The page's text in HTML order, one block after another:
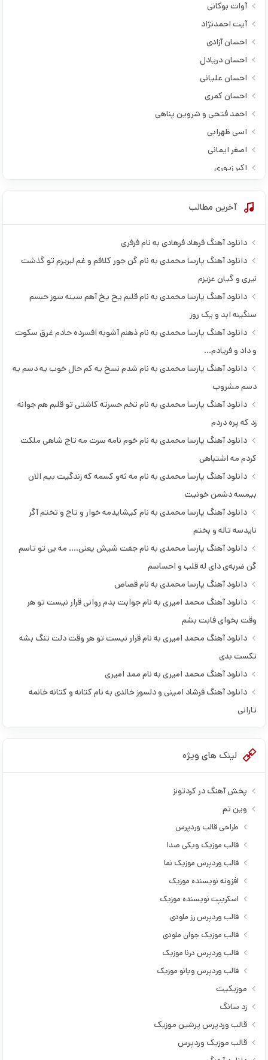
آوات بوکانی
آیت احمدنژاد
احسان آزادی
احسان دریادل
احسان علیانی
احسان کمری
احمد فتحی و شروین پناهی
اسی ظهرابی
اصغر ایمانی
اکبر زیوری
امید رسول پور
امید فرزامی
امیر دانا
امیر رمضانی
امیر لیام
امیر لیام و محمد امیری
امیرحافظ رنجبر
امین فالجی
ایمان رشیدی
ایمان کریوند
ایمان نوری
ایوب قلعه
ایوب ملک زاده
بابک رحمانی
بابک محمدی
برهان میرزایی
بهروز سعادت نیا
بهمن علیخانی
پارسا محمدی
پوریا ملکی
پیام عباسی
پیشرو هورامی
پیشرو هورامی و یادگار خالدی
پیمان رازیانی
پیمان صفری
حامد تاری پور
حامد تاری پور و صادق آزمند
حامد جلیلیان
حامد مرادیان
حسن زیرک
حسین صفامنش
حسین ماهی بیگی
حسین مشکینی
حمید بابایی
حمید حمیدی
حمیدرضا بابایی
حمیدرضا کیهانی
خالد بشارتی
خلیل خزایی
خلیل مولانایی
دانش
دانیال ایمانی
داوود ایمانی
دلسوز خالدی
دی جی ریبوار
آخرین مطالب
دانلود آهنگ فرهاد فرهادی به نام فرفری
دانلود آهنگ پارسا محمدی به نام گن جور کلافم و غم لبریزم تو گذشت
نیری و گیان عزیزم
دانلود آهنگ پارسا محمدی به نام قلبم یخ یخ آهم سینه سوز حبسم
سنگینه ابد و یک روز
دانلود آهنگ پارسا محمدی به نام ذهنم آشوبه افسرده حادم غرق سکوت
و داد و فریادم…
دانلود آهنگ پارسا محمدی به نام شدم نسخ یه کم حال خوب یه دسم یه
دسم مشروب
دانلود آهنگ پارسا محمدی به نام تخم حسرته کاشتی تو قلبم هم جوانه
زد که پره دردم
دانلود آهنگ پارسا محمدی به نام خوم نامه سرت مه تاج شاهی ملکت
کردم مه اشتباهی
دانلود آهنگ پارسا محمدی به نام مه ئه‌و کسمه که زندگیت بیم الان
بیمسه دشمن خونیت
دانلود آهنگ پارسا محمدی به نام کیشایدمه خوار و تاج و تختم آگر
نایدسه تاله و بختم
دانلود آهنگ پارسا محمدی به نام جفت شیش یعنی…. مه بی تو تاسم
گن ضربه‌ی دای له قلب و احساسم
دانلود آهنگ پارسا محمدی به نام قصاص
دانلود آهنگ محمد امیری به نام جوابت بدم روانی قرار نیست تو هر
وقت بخوای فابت بشم
دانلود آهنگ محمد امیری به نام قرار نیست تو هر وقت دلت تنگ بشه
تکست بدی
دانلود آهنگ محمد امیری به نام ممد امیری
دانلود آهنگ فرشاد امینی و دلسوز خالدی به نام کتانه و کتانه خانمه
تارانی
لینک های ویژه
پخش آهنگ در کردتونز
وین تم
طراحی قالب وردپرس
قالب موزیک ویکی صدا
قالب وردپرس موزیک نما
افزونه نویسنده موزیک
اسکریپت نویسنده موزیک
قالب وردپرس رز ملودی
قالب موزیک جوان ملودی
قالب وردپرس درنا موزیک
قالب وردپرس ویانو موزیک
موزیکیت
زد سانگ
قالب وردپرس پرشین موزیک
قالب موزیک وردپرس